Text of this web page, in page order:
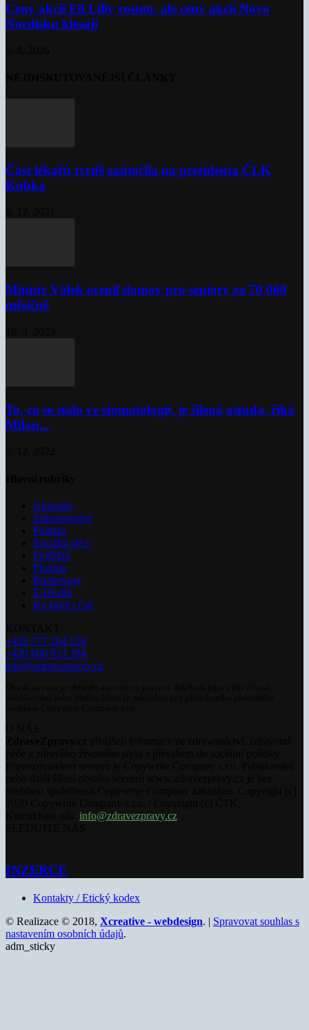
Ceny akcií Eli Lilly rostou, ale ceny akcií Novo
Nordisku klesají
Část lékařů tvrdě zaútočila na prezidenta ČLK
Kubka
Ministr Válek ocenil domov pro seniory za 70 000
měsíčně
To, co se stalo ve stomatologii, je šílená ostuda, říká
Milan...
Aktuality
Zdravotnictví
Politika
Sociální věci
Pojištění
Pharma
Rozhovory
E-Health
Ke kávě i čaji
+420 777 264 528
+420 606 831 394
info@zdravezpravy.cz
info@zdravezpravy.cz
INZERCE
Kontakty / Etický kodex
© Realizace © 2018, Xcreative - webdesign. | Spravovat souhlas s
nastavením osobních údajů.
adm_sticky